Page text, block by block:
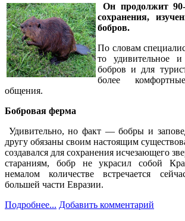
Он продолжит
сохранения,
бобров.
По словам
то удивительное
бобров и для
более
общения.
Бобровая ферма
Удивительно, но факт — бобры и
другу обязаны своим настоящим
создавался для сохранения исчезающего
стараниям, бобр не украсил собой
немалом количестве встречается
большей части Евразии.
Подробнее... Добавить комментарий